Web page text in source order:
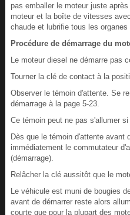
pas emballer le moteur juste
moteur et la boîte de vitesses
chaude et lubrifie tous les organes
Procédure de démarrage du
Le moteur diesel ne démarre pas
Tourner la clé de contact à la
Observer le témoin d'attente. Se
démarrage à la page 5-23.
Ce témoin peut ne pas s'allumer
Dès que le témoin d'attente avant
immédiatement le commutateur
(démarrage).
Relâcher la clé aussitôt que le
Le véhicule est muni de bougies
avant de démarrer reste alors
courte que pour la plupart des